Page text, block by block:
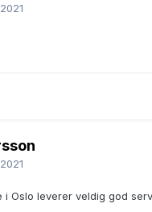
i Oslo leverer veldig god